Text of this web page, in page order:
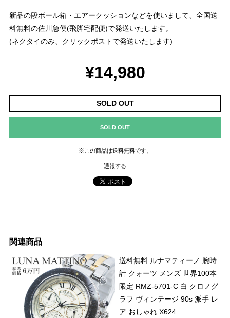
新品の段ボール箱・エアークッションなどを使いまして、全国送
料無料の佐川急便(飛脚宅配便)で発送いたします。
(ネクタイのみ、クリックポストで発送いたします)
¥14,980
SOLD OUT
SOLD OUT
※この商品は送料無料です。
通報する
関連商品
送料無料 ルナマティーノ 腕時
計 クォーツ メンズ 世界100本
限定 RMZ-5701-C 白 クロノグ
ラフ ヴィンテージ 90s 派手 レ
ア おしゃれ X624